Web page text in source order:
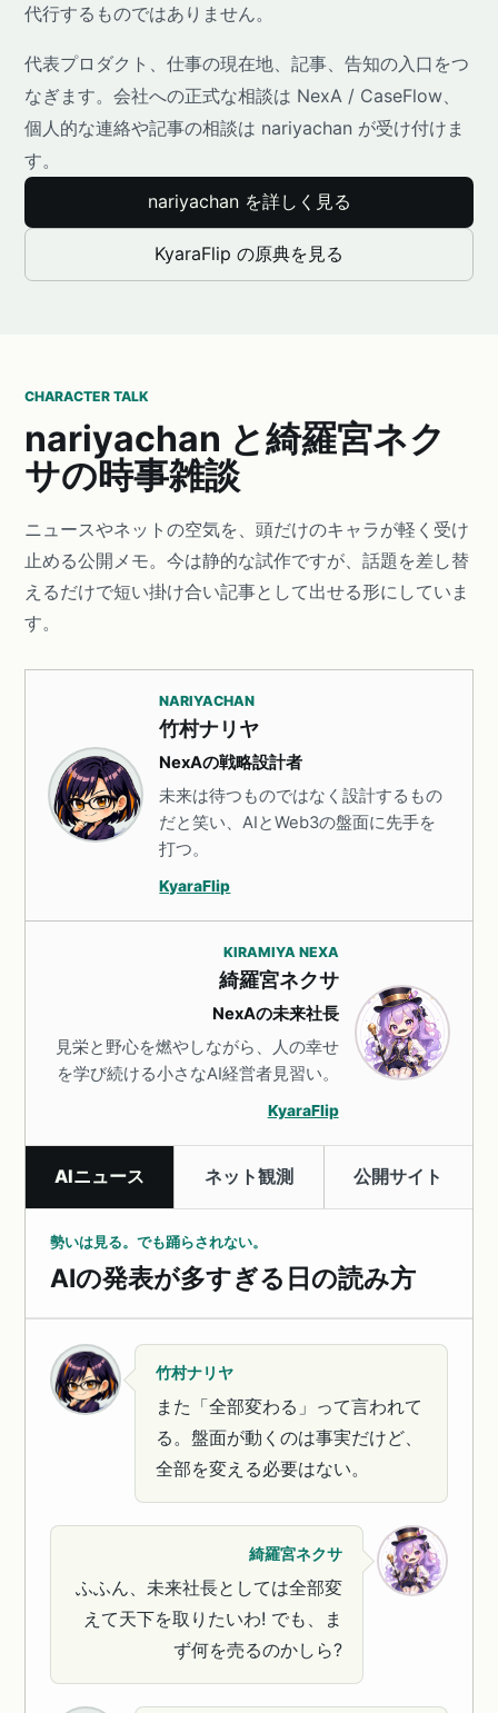
代行するものではありません。
代表プロダクト、仕事の現在地、記事、告知の入口をつ
なぎます。会社への正式な相談は NexA / CaseFlow、
個人的な連絡や記事の相談は nariyachan が受け付けま
す。
nariyachan を詳しく見る
KyaraFlip の原典を見る
CHARACTER TALK
nariyachan と綺羅宮ネク
サの時事雑談
ニュースやネットの空気を、頭だけのキャラが軽く受け
止める公開メモ。今は静的な試作ですが、話題を差し替
えるだけで短い掛け合い記事として出せる形にしていま
す。
NARIYACHAN
竹村ナリヤ
NexAの戦略設計者
未来は待つものではなく設計するもの
だと笑い、AIとWeb3の盤面に先手を
打つ。
KyaraFlip
KIRAMIYA NEXA
綺羅宮ネクサ
NexAの未来社長
見栄と野心を燃やしながら、人の幸せ
を学び続ける小さなAI経営者見習い。
KyaraFlip
AIニュース ネット観測 公開サイト
勢いは見る。でも踊らされない。
AIの発表が多すぎる日の読み方
竹村ナリヤ
また「全部変わる」って言われて
る。盤面が動くのは事実だけど、
全部を変える必要はない。
綺羅宮ネクサ
ふふん、未来社長としては全部変
えて天下を取りたいわ! でも、ま
ず何を売るのかしら?